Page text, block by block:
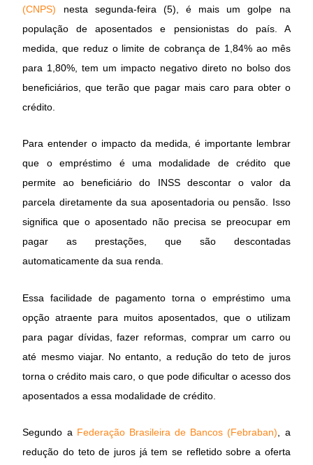
(CNPS) nesta segunda-feira (5), é mais um golpe na
população de aposentados e pensionistas do país. A
medida, que reduz o limite de cobrança de 1,84% ao mês
para 1,80%, tem um impacto negativo direto no bolso dos
beneficiários, que terão que pagar mais caro para obter o
crédito.
Para entender o impacto da medida, é importante lembrar
que o empréstimo é uma modalidade de crédito que
permite ao beneficiário do INSS descontar o valor da
parcela diretamente da sua aposentadoria ou pensão. Isso
significa que o aposentado não precisa se preocupar em
pagar as prestações, que são descontadas
automaticamente da sua renda.
Essa facilidade de pagamento torna o empréstimo uma
opção atraente para muitos aposentados, que o utilizam
para pagar dívidas, fazer reformas, comprar um carro ou
até mesmo viajar. No entanto, a redução do teto de juros
torna o crédito mais caro, o que pode dificultar o acesso dos
aposentados a essa modalidade de crédito.
Segundo a Federação Brasileira de Bancos (Febraban) , a
redução do teto de juros já tem se refletido sobre a oferta